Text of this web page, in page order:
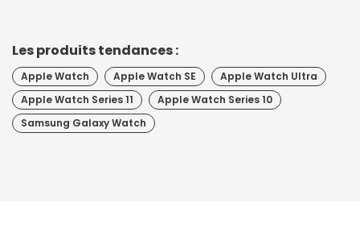
Les produits tendances :
Apple Watch Apple Watch SE
Apple Watch Ultra
Apple Watch Series 11
Apple Watch Series 10
Samsung Galaxy Watch